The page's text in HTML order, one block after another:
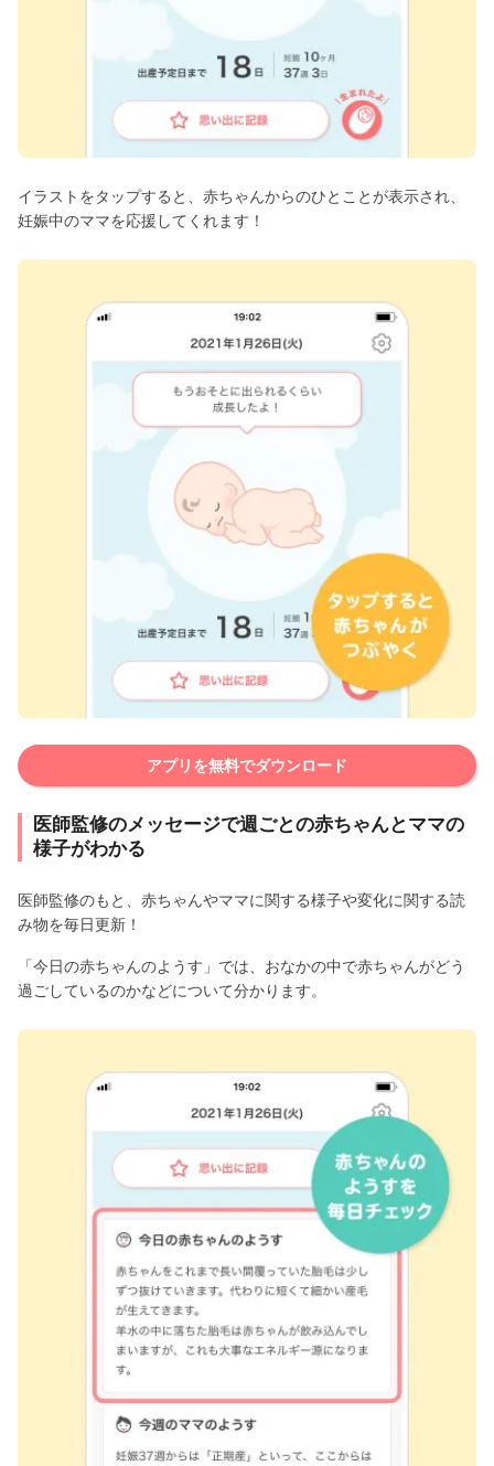
イラストをタップすると、赤ちゃんからのひとことが表示され、
妊娠中のママを応援してくれます！
アプリを無料でダウンロード
医師監修のメッセージで週ごとの赤ちゃんとママの
様子がわかる
医師監修のもと、赤ちゃんやママに関する様子や変化に関する読
み物を毎日更新！
「今日の赤ちゃんのようす」では、おなかの中で赤ちゃんがどう
過ごしているのかなどについて分かります。